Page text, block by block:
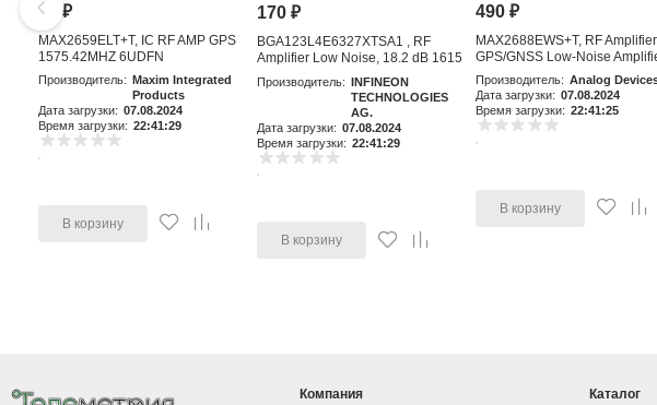
81₽
MAX2659ELT+T, IC RF AMP GPS
1575.42MHZ 6UDFN
Производитель:
Maxim Integrated
Products
Дата загрузки: 07.08.2024
Время загрузки: 22:41:29
В корзину
170₽
BGA123L4E6327XTSA1 , RF
Amplifier Low Noise, 18.2 dB 1615
MHz, 4-Pin TSLP-4-11
Производитель: INFINEON
TECHNOLOGIES
AG.
Дата загрузки: 07.08.2024
Время загрузки: 22:41:29
В корзину
490₽
MAX2688EWS+T, RF Amplifier
GPS/GNSS Low-Noise
Производитель: Analog
Дата загрузки: 07.08.2024
Время загрузки: 22:41:25
В корзину
Компания Каталог